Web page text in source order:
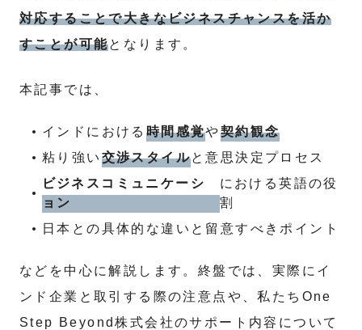
対応することで大きなビジネスチャンスを活か
すことが可能となります。
本記事では、
インドにおける 時間感覚や契約観念
粘り強い 交渉スタイルと意思決定プロセス
ビジネスコミュニケーシ
ョン
における英語の役
割
日本との具体的な違いと留意すべきポイント
などを中心に解説します。終盤では、実際にイ
ンド企業と取引する際の注意点や、私たちOne
Step Beyond株式会社のサポート内容について